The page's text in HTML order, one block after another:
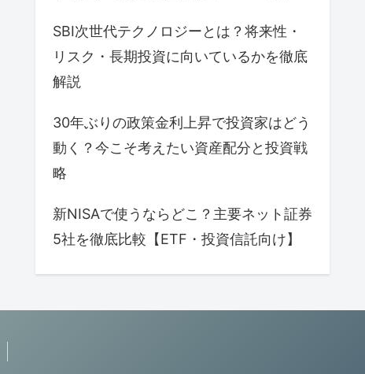
SBI次世代テクノロジーとは？将来性・
リスク・長期投資に向いているかを徹底
解説
30年ぶりの政策金利上昇で投資家はどう
動く？今こそ考えたい資産配分と投資戦
略
新NISAで使うならどこ？主要ネット証券
5社を徹底比較【ETF・投資信託向け】